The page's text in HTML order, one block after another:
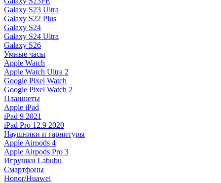
Galaxy S23 Ultra
Galaxy S22 Plus
Galaxy S24
Galaxy S24 Ultra
Galaxy S26
Умные часы
Apple Watch
Apple Watch Ultra 2
Google Pixel Watch
Google Pixel Watch 2
Планшеты
Apple iPad
iPad 9 2021
iPad Pro 12.9 2020
Наушники и гарнитуры
Apple Airpods 4
Apple Airpods Pro 3
Игрушки Labubu
Смартфоны
Honor/Huawei